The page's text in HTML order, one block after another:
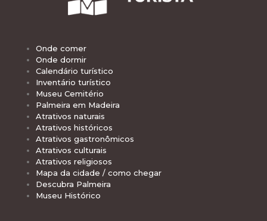
Onde comer
Onde dormir
Calendário turístico
Inventário turístico
Museu Cemitério
Palmeira em Madeira
Atrativos naturais
Atrativos históricos
Atrativos gastronômicos
Atrativos culturais
Atrativos religiosos
Mapa da cidade / como chegar
Descubra Palmeira
Museu Histórico